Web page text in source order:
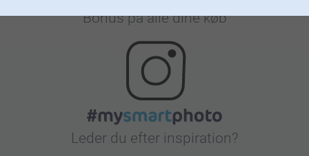
Bonus på alle dine køb
Leder du efter inspiration?